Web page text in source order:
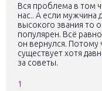
Вся проблема в том
нас.. А если мужчина
высокого звания то
популярен. Всё
он вернулся. Потому
существует хотя
за советы.
1